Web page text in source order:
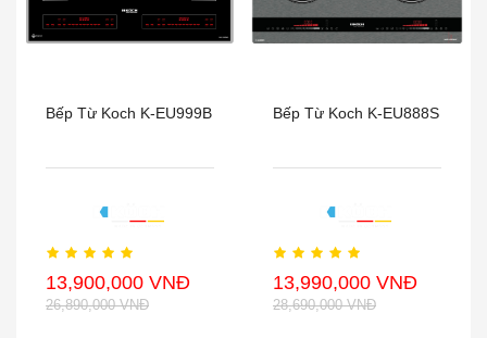
Bếp Từ Koch K-EU999B
13,900,000 VNĐ
26,890,000 VNĐ
Bếp Từ Koch K-EU888S
13,990,000 VNĐ
28,690,000 VNĐ